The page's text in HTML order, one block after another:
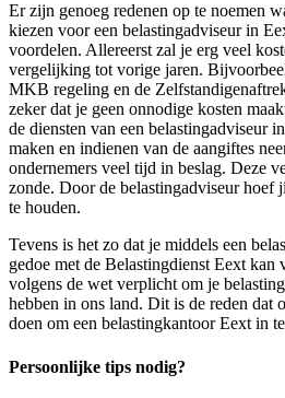
Er zijn genoeg redenen op te noemen
kiezen voor een belastingadviseur in
voordelen. Allereerst zal je erg veel
vergelijking tot vorige jaren.
MKB regeling en de
zeker dat je geen onnodige kosten
de diensten van een belastingadviseur
maken en indienen van de aangiftes
ondernemers veel tijd in beslag. Deze
zonde. Door de belastingadviseur hoef
te houden.
Tevens is het zo dat je middels een
gedoe met de Belastingdienst Eext
volgens de wet verplicht om je
hebben in ons land. Dit is de reden dat
doen om een belastingkantoor Eext in
Persoonlijke tips nodig?